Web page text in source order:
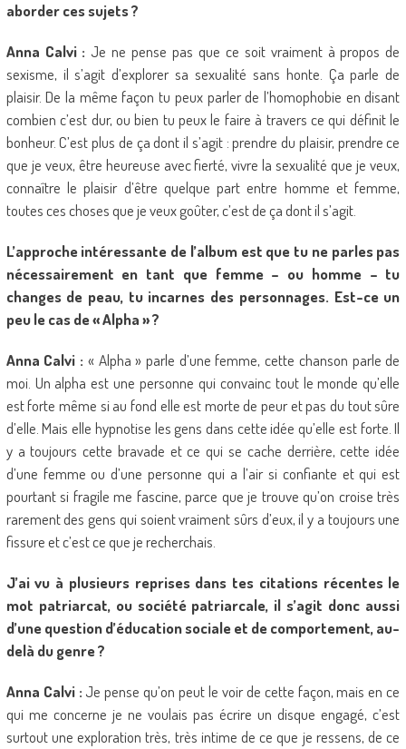
aborder ces sujets ?
Anna Calvi : Je ne pense pas que ce soit vraiment à propos de
sexisme, il s’agit d’explorer sa sexualité sans honte. Ça parle de
plaisir. De la même façon tu peux parler de l’homophobie en disant
combien c’est dur, ou bien tu peux le faire à travers ce qui définit le
bonheur. C’est plus de ça dont il s’agit : prendre du plaisir, prendre ce
que je veux, être heureuse avec fierté, vivre la sexualité que je veux,
connaître le plaisir d’être quelque part entre homme et femme,
toutes ces choses que je veux goûter, c’est de ça dont il s’agit.
L’approche intéressante de l’album est que tu ne parles pas
nécessairement en tant que femme – ou homme – tu
changes de peau, tu incarnes des personnages. Est-ce un
peu le cas de « Alpha » ?
Anna Calvi : « Alpha » parle d’une femme, cette chanson parle de
moi. Un alpha est une personne qui convainc tout le monde qu’elle
est forte même si au fond elle est morte de peur et pas du tout sûre
d’elle. Mais elle hypnotise les gens dans cette idée qu’elle est forte. Il
y a toujours cette bravade et ce qui se cache derrière, cette idée
d’une femme ou d’une personne qui a l’air si confiante et qui est
pourtant si fragile me fascine, parce que je trouve qu’on croise très
rarement des gens qui soient vraiment sûrs d’eux, il y a toujours une
fissure et c’est ce que je recherchais.
J’ai vu à plusieurs reprises dans tes citations récentes le
mot patriarcat, ou société patriarcale, il s’agit donc aussi
d’une question d’éducation sociale et de comportement, au-
delà du genre ?
Anna Calvi : Je pense qu’on peut le voir de cette façon, mais en ce
qui me concerne je ne voulais pas écrire un disque engagé, c’est
surtout une exploration très, très intime de ce que je ressens, de ce